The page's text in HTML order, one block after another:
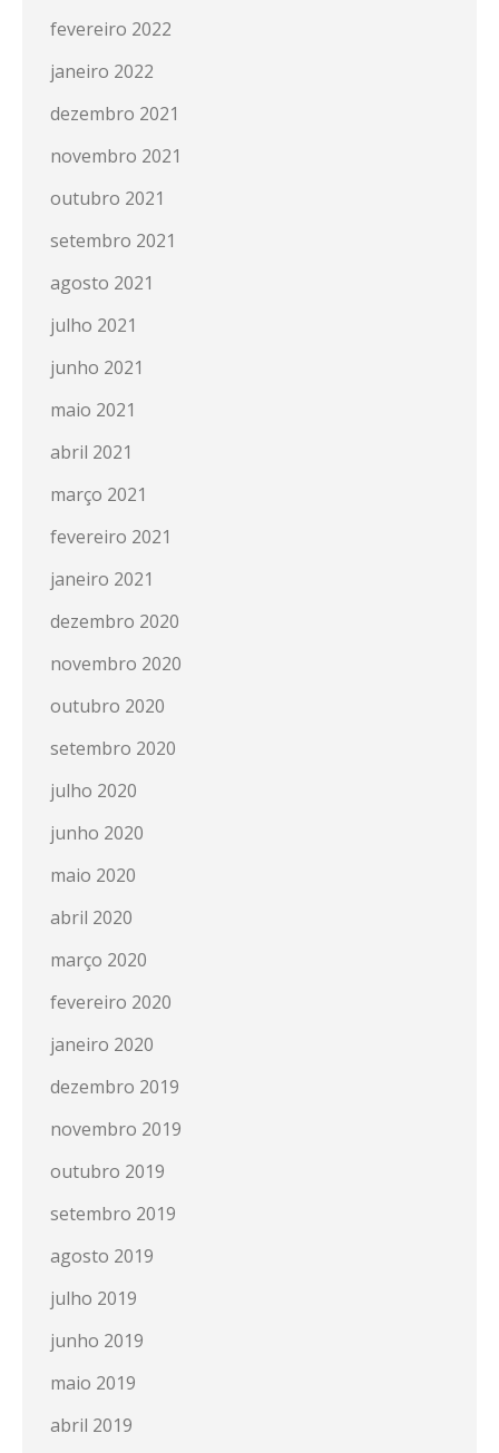
fevereiro 2022
janeiro 2022
dezembro 2021
novembro 2021
outubro 2021
setembro 2021
agosto 2021
julho 2021
junho 2021
maio 2021
abril 2021
março 2021
fevereiro 2021
janeiro 2021
dezembro 2020
novembro 2020
outubro 2020
setembro 2020
julho 2020
junho 2020
maio 2020
abril 2020
março 2020
fevereiro 2020
janeiro 2020
dezembro 2019
novembro 2019
outubro 2019
setembro 2019
agosto 2019
julho 2019
junho 2019
maio 2019
abril 2019